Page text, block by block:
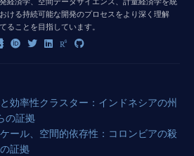
ける持続可能な開発のプロセスをより深く理解
ることを目指しています。
効率性クラスター：インドネシアの州
の証拠
ール、空間的依存性：コロンビアの殺
証拠